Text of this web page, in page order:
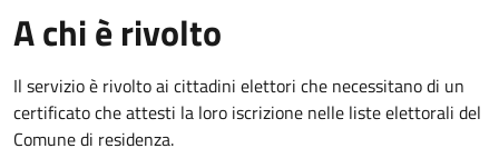
A chi è rivolto
Il servizio è rivolto ai cittadini elettori che necessitano di un
certificato che attesti la loro iscrizione nelle liste elettorali del
Comune di residenza.